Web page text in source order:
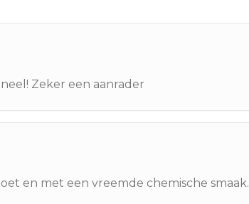
Zeker een aanrader
en met een vreemde chemische smaak.